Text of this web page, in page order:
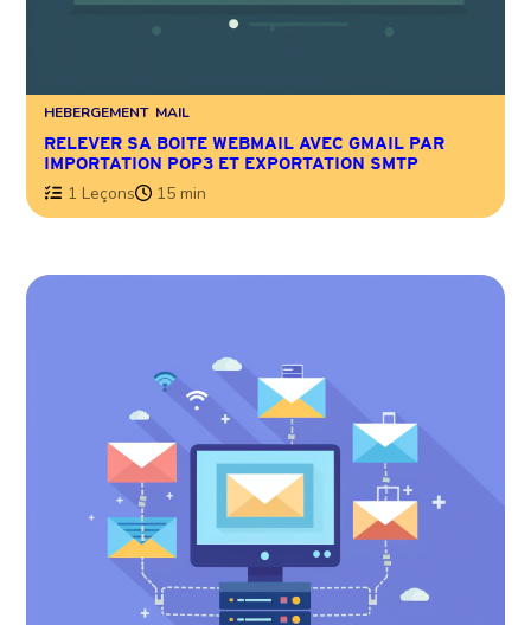
HEBERGEMENT MAIL
RELEVER SA BOITE WEBMAIL AVEC GMAIL PAR
IMPORTATION POP3 ET EXPORTATION SMTP
1 Leçons 15 min